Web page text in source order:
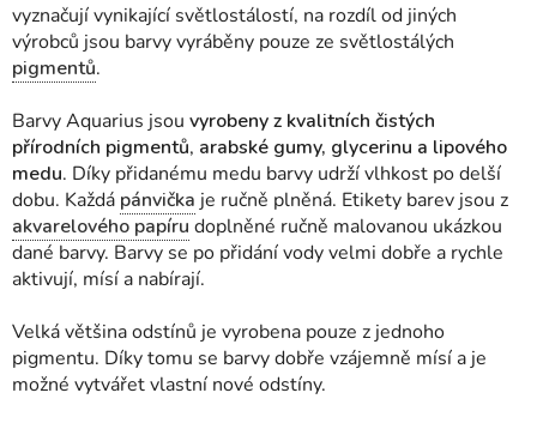
vyznačují vynikající světlostálostí, na rozdíl od jiných
výrobců jsou barvy vyráběny pouze ze světlostálých
pigmentů.
Barvy Aquarius jsou vyrobeny z kvalitních čistých
přírodních pigmentů, arabské gumy, glycerinu a lipového
medu. Díky přidanému medu barvy udrží vlhkost po delší
dobu. Každá pánvička je ručně plněná. Etikety barev jsou z
akvarelového papíru doplněné ručně malovanou ukázkou
dané barvy. Barvy se po přidání vody velmi dobře a rychle
aktivují, mísí a nabírají.
Velká většina odstínů je vyrobena pouze z jednoho
pigmentu. Díky tomu se barvy dobře vzájemně mísí a je
možné vytvářet vlastní nové odstíny.